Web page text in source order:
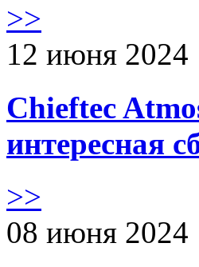
>>
12 июня 2024
Chieftec
интересная
>>
08 июня 2024